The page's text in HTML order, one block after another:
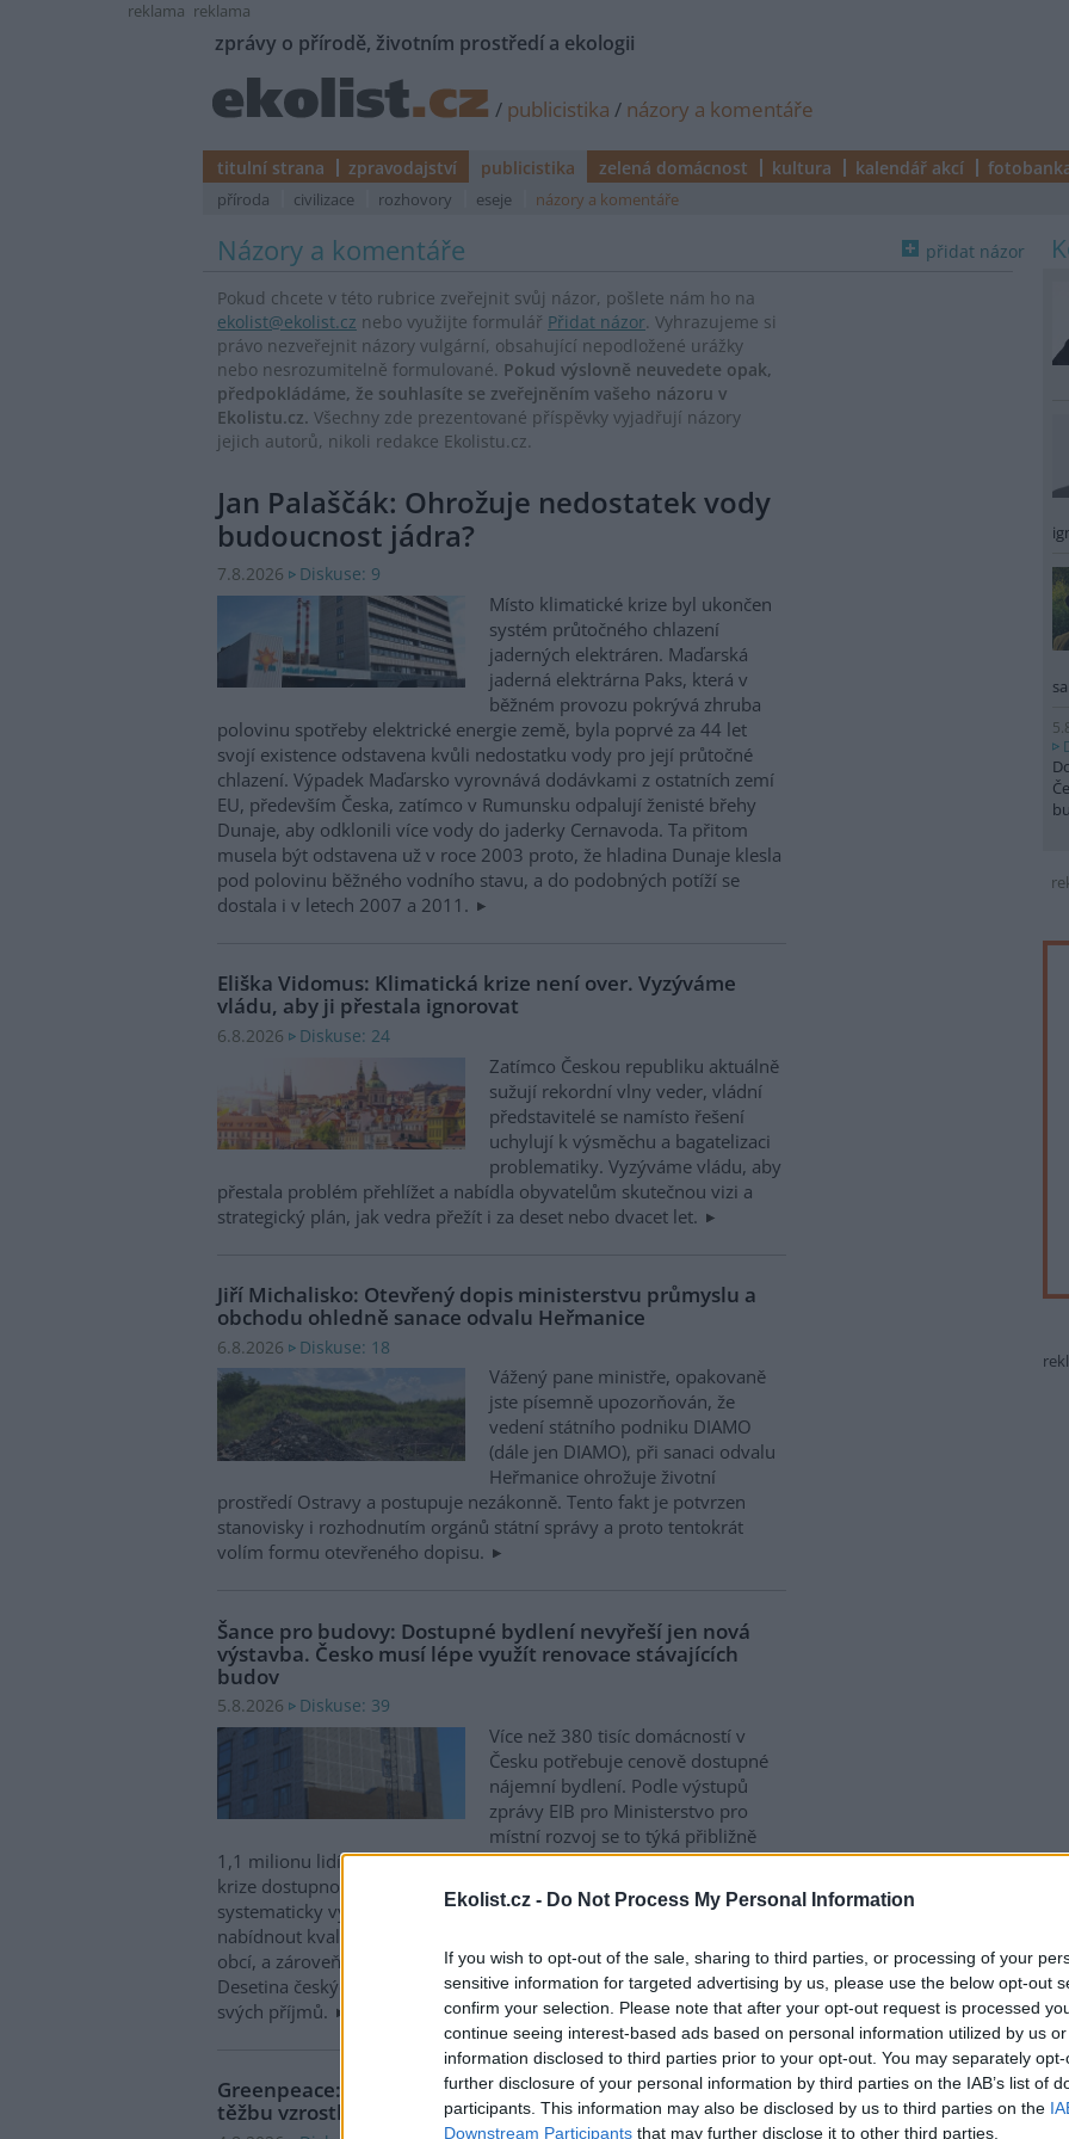
Ekolist.cz - Do Not Process My Personal Information
If you wish to opt-out of the sale, sharing to third parties, or processing of your
sensitive information for targeted advertising by us, please use the below opt-out
confirm your selection. Please note that after your opt-out request is processed
continue seeing interest-based ads based on personal information utilized by us
information disclosed to third parties prior to your opt-out. You may separately
further disclosure of your personal information by third parties on the IAB’s list of
participants. This information may also be disclosed by us to third parties on the
Downstream Participants that may further disclose it to other third parties.
reklama reklama
zprávy o přírodě, životním prostředí a ekologii
/ publicistika / názory a komentáře
titulní strana zpravodajství publicistika zelená domácnost kultura kalendář akcí
příroda civilizace rozhovory eseje názory a komentáře
přidat názor
Názory a komentáře
Pokud chcete v této rubrice zveřejnit svůj názor, pošlete nám ho na
ekolist@ekolist.cz nebo využijte formulář Přidat názor. Vyhrazujeme si
právo nezveřejnit názory vulgární, obsahující nepodložené urážky
nebo nesrozumitelně formulované. Pokud výslovně neuvedete opak,
předpokládáme, že souhlasíte se zveřejněním vašeho názoru v
Ekolistu.cz. Všechny zde prezentované příspěvky vyjadřují názory
jejich autorů, nikoli redakce Ekolistu.cz.
Jan Palaščák: Ohrožuje nedostatek vody
budoucnost jádra?
7.8.2026 Diskuse: 9
Místo klimatické krize byl ukončen
systém průtočného chlazení
jaderných elektráren. Maďarská
jaderná elektrárna Paks, která v
běžném provozu pokrývá zhruba
polovinu spotřeby elektrické energie země, byla poprvé za 44 let
svojí existence odstavena kvůli nedostatku vody pro její průtočné
chlazení. Výpadek Maďarsko vyrovnává dodávkami z ostatních zemí
EU, především Česka, zatímco v Rumunsku odpalují ženisté břehy
Dunaje, aby odklonili více vody do jaderky Cernavoda. Ta přitom
musela být odstavena už v roce 2003 proto, že hladina Dunaje klesla
pod polovinu běžného vodního stavu, a do podobných potíží se
dostala i v letech 2007 a 2011.
Eliška Vidomus: Klimatická krize není over. Vyzýváme
vládu, aby ji přestala ignorovat
6.8.2026 Diskuse: 24
Zatímco Českou republiku aktuálně
sužují rekordní vlny veder, vládní
představitelé se namísto řešení
uchylují k výsměchu a bagatelizaci
problematiky. Vyzýváme vládu, aby
přestala problém přehlížet a nabídla obyvatelům skutečnou vizi a
strategický plán, jak vedra přežít i za deset nebo dvacet let.
Jiří Michalisko: Otevřený dopis ministerstvu průmyslu a
obchodu ohledně sanace odvalu Heřmanice
6.8.2026 Diskuse: 18
Vážený pane ministře, opakovaně
jste písemně upozorňován, že
vedení státního podniku DIAMO
(dále jen DIAMO), při sanaci odvalu
Heřmanice ohrožuje životní
prostředí Ostravy a postupuje nezákonně. Tento fakt je potvrzen
stanovisky i rozhodnutím orgánů státní správy a proto tentokrát
volím formu otevřeného dopisu.
Šance pro budovy: Dostupné bydlení nevyřeší jen nová
výstavba. Česko musí lépe využít renovace stávajících
budov
5.8.2026 Diskuse: 39
Více než 380 tisíc domácností v
Česku potřebuje cenově dostupné
nájemní bydlení. Podle výstupů
zprávy EIB pro Ministerstvo pro
místní rozvoj se to týká přibližně
1,1 milionu lidí, tedy zhruba 40 % osob žijících v nájmu. K řešení
krize dostupnosti bydlení je kromě nové výstavby nutné
systematicky využívat také renovace stávajících budov. Ty mohou
nabídnout kvalitní bydlení, například díky využití objektů v centrech
obcí, a zároveň snižovat jeho dlouhodobé provozní náklady.
Desetina českých domácností totiž vydává na bydlení více než 40 %
svých příjmů.
Greenpeace: Podpora moratoria na hlubokomořskou
těžbu vzrostla na 46 států. ČR mezi nimi zatím chybí